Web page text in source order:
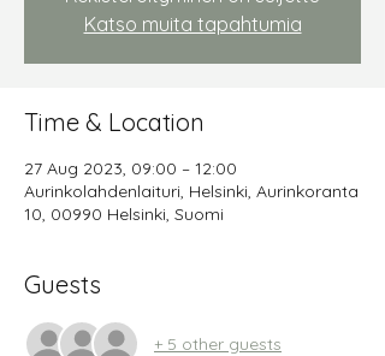
Katso muita tapahtumia
Time & Location
27 Aug 2023, 09:00 – 12:00
Aurinkolahdenlaituri, Helsinki, Aurinkoranta
10, 00990 Helsinki, Suomi
Guests
+ 5 other guests